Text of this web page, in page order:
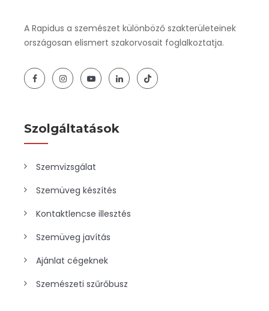
A Rapidus a szemészet különböző szakterületeinek
országosan elismert szakorvosait foglalkoztatja.
Szolgáltatások
Szemvizsgálat
Szemüveg készítés
Kontaktlencse illesztés
Szemüveg javítás
Ajánlat cégeknek
Szemészeti szűrőbusz